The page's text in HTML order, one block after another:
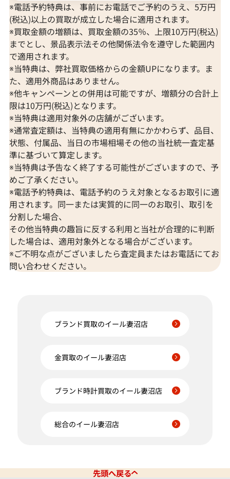
※電話予約特典は、事前にお電話でご予約のうえ、5万円
(税込)以上の買取が成立した場合に適用されます。
※買取金額の増額は、買取金額の35％、上限10万円(税込)
までとし、景品表示法その他関係法令を遵守した範囲内
で適用されます。
※当特典は、弊社買取価格からの金額UPになります。ま
た、適用外商品はありません。
※他キャンペーンとの併用は可能ですが、増額分の合計上
限は10万円(税込)となります。
※当特典は適用対象外の店舗がございます。
※通常査定額は、当特典の適用有無にかかわらず、品目、
状態、付属品、当日の市場相場その他の当社統一査定基
準に基づいて算定します。
※当特典は予告なく終了する可能性がございますので、予
めご了承ください。
※電話予約特典は、電話予約のうえ対象となるお取引に適
用されます。同一または実質的に同一のお取引、取引を
分割した場合、
その他当特典の趣旨に反する利用と当社が合理的に判断
した場合は、適用対象外となる場合がございます。
※ご不明な点がございましたら査定員またはお電話にてお
問い合わせください。
ブランド買取のイール妻沼店
金買取のイール妻沼店
ブランド時計買取のイール妻沼店
総合のイール妻沼店
先頭へ戻る